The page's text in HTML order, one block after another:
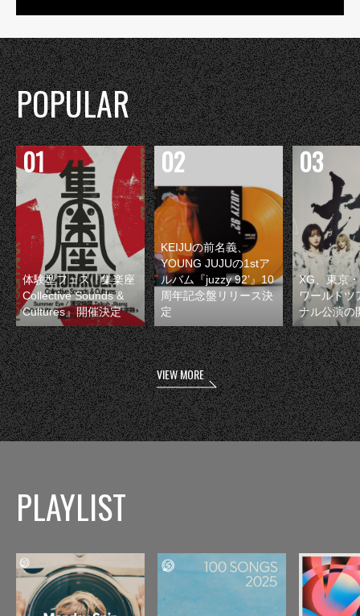
POPULAR
体験型フェス『集楽座
Collective Sounds &
Cultures』開催決定
KEIJUの前名義、
YOUNG JUJUの1stア
ルバム『juzzy 92’』10
周年記念盤リリース決
定
XG、東京
ワールドツ
ナル公演の
VIEW MORE
PLAYLIST